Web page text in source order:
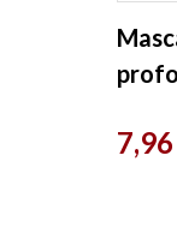
Prix